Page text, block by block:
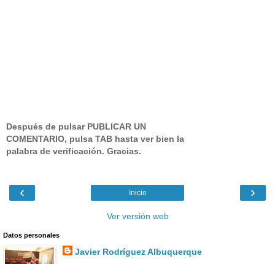
Después de pulsar PUBLICAR UN
COMENTARIO, pulsa TAB hasta ver bien la
palabra de verificación. Gracias.
‹ ›
Inicio
Ver versión web
Datos personales
Javier Rodríguez Albuquerque